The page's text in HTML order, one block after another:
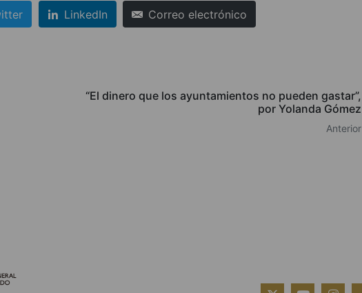
LinkedIn Correo electrónico
“El dinero que los ayuntamientos no pueden gastar”,
por Yolanda Gómez
Anterior